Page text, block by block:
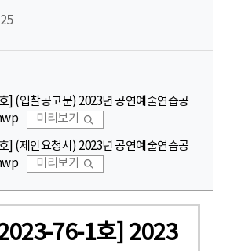
] (입찰공고문) 2023년 공연예술연습공
미리보기
] (제안요청서) 2023년 공연예술연습공
미리보기
76-1호] 2023